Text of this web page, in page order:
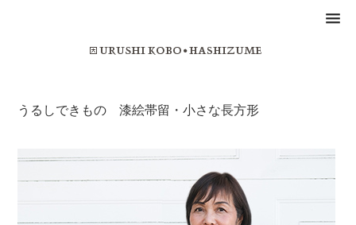
うるしできもの 漆絵帯留・小さな長方形